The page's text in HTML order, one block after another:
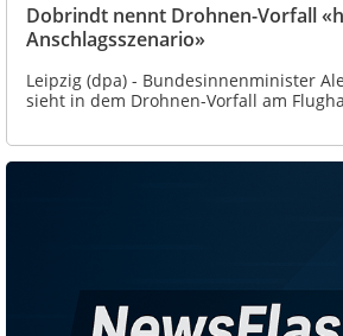
Dobrindt nennt Drohnen-Vorfall
Anschlagsszenario»
Leipzig (dpa) - Bundesinnenminister
sieht in dem Drohnen-Vorfall am